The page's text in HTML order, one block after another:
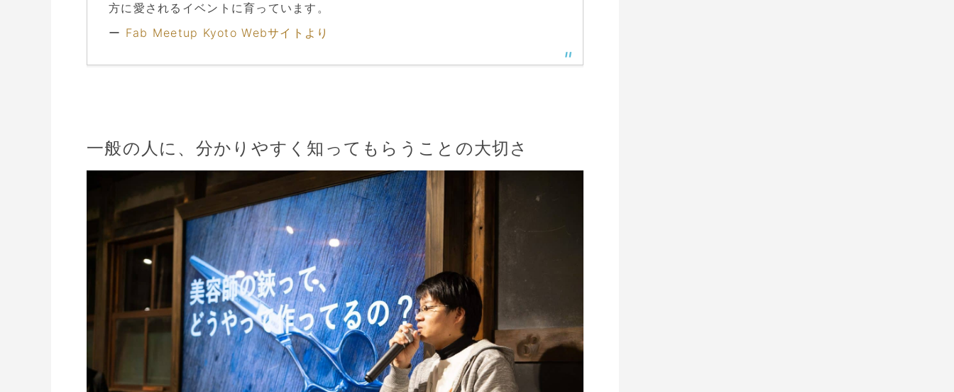
方に愛されるイベントに育っています。
ー Fab Meetup Kyoto Webサイトより
一般の人に、分かりやすく知ってもらうことの大切さ